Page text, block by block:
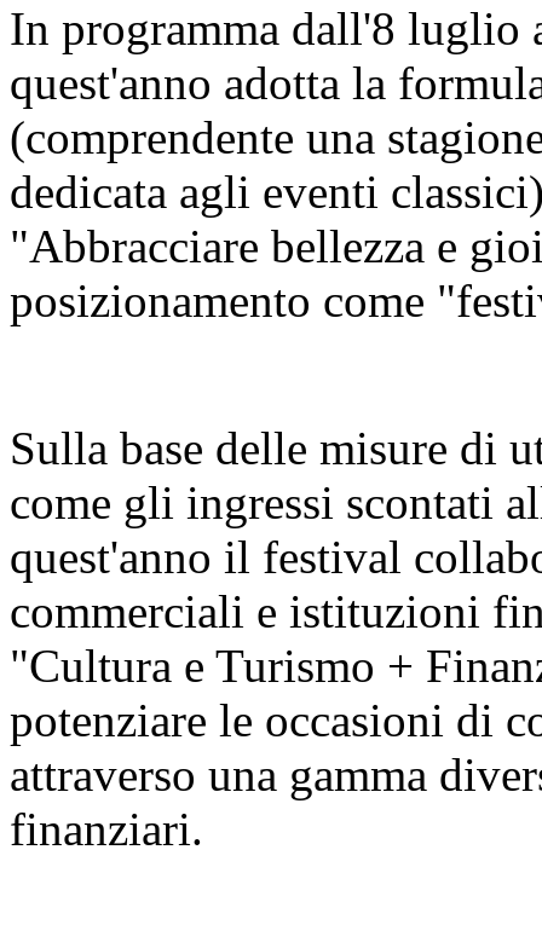
In programma dall'8
quest'anno adotta la
(comprendente una
dedicata agli eventi
"Abbracciare bellezza e
posizionamento come
Sulla base delle misure di
come gli ingressi scontati
quest'anno il festival
commerciali e istituzioni
"Cultura e Turismo +
potenziare le occasioni di
attraverso una gamma
finanziari.